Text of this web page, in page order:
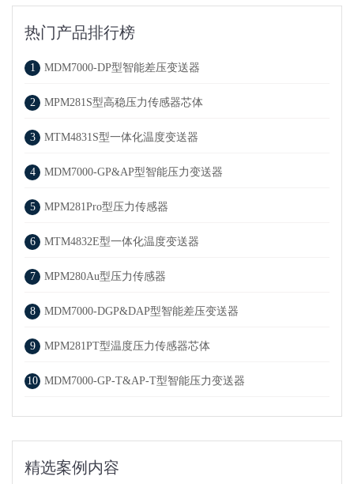
热门产品排行榜
1 MDM7000-DP型智能差压变送器
2 MPM281S型高稳压力传感器芯体
3 MTM4831S型一体化温度变送器
4 MDM7000-GP&AP型智能压力变送器
5 MPM281Pro型压力传感器
6 MTM4832E型一体化温度变送器
7 MPM280Au型压力传感器
8 MDM7000-DGP&DAP型智能差压变送器
9 MPM281PT型温度压力传感器芯体
10 MDM7000-GP-T&AP-T型智能压力变送器
精选案例内容